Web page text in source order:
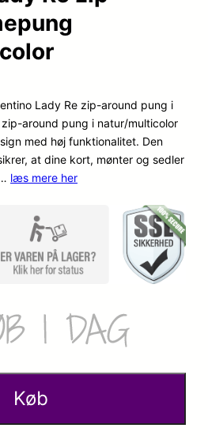
Lady Re zip-around pung i
around pung i natur/multicolor
med høj funktionalitet. Den
at dine kort, mønter og sedler
læs mere her
Køb